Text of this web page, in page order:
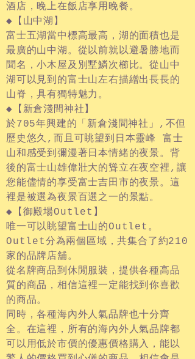
酒店，晚上在飯店享用晚餐。
◆【山中湖】
富士五湖當中標高最高，湖的面積也是
最廣的山中湖。從以前就以避暑勝地而
聞名，小木屋及別墅鱗次櫛比。從山中
湖可以見到的富士山左右描繒出長長的
山脊，具有獨特魅力。
◆【新倉淺間神社】
於705年興建的「新倉淺間神社」,不但
歷史悠久,而且可眺望到日本靈峰 富士
山和感受到彌漫著日本情緒的夜景。背
後的富士山雄偉壯大的聳立在夜空裡,讓
您能儘情的享受富士吉田市的夜景。這
裡是被選為夜景百選之一的景點。
◆【御殿場Outlet】
唯一可以眺望富士山的Outlet。
Outlet分為兩個區域，共集合了約210
家的品牌店舖。
從名牌商品到休閒服裝，提供各種高品
質的商品，相信這裡一定能找到你喜歡
的商品。
同時，各種海內外人氣品牌也十分齊
全。在這裡，所有的海內外人氣品牌都
可以用低於市價的優惠價格購入，能以